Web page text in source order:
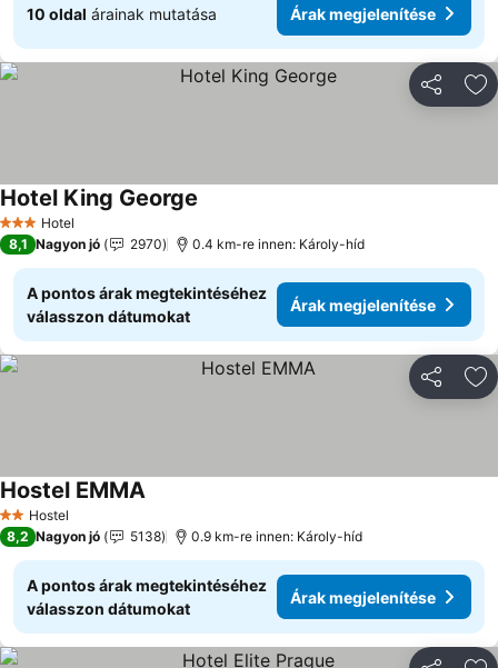
10 oldal árainak mutatása Árak megjelenítése
3 Kategória
Hotel
Hotel King George
8,1 Nagyon jó 2970 0.4 km-re innen: Károly-híd
A pontos árak megtekintéséhez
válasszon dátumokat
Árak megjelenítése
2 Kategória
Hostel
Hostel EMMA
8,2 Nagyon jó 5138 0.9 km-re innen: Károly-híd
A pontos árak megtekintéséhez
válasszon dátumokat
Árak megjelenítése